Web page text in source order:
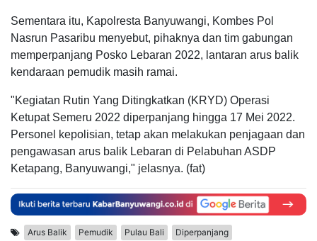
Sementara itu, Kapolresta Banyuwangi, Kombes Pol
Nasrun Pasaribu menyebut, pihaknya dan tim gabungan
memperpanjang Posko Lebaran 2022, lantaran arus balik
kendaraan pemudik masih ramai.
"Kegiatan Rutin Yang Ditingkatkan (KRYD) Operasi
Ketupat Semeru 2022 diperpanjang hingga 17 Mei 2022.
Personel kepolisian, tetap akan melakukan penjagaan dan
pengawasan arus balik Lebaran di Pelabuhan ASDP
Ketapang, Banyuwangi," jelasnya. (fat)
Arus Balik Pemudik Pulau Bali Diperpanjang